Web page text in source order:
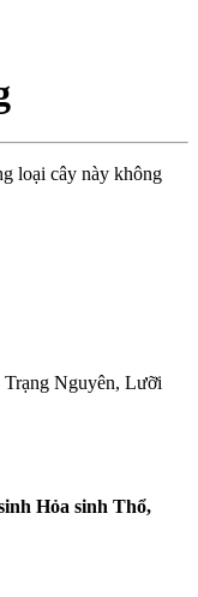
loại cây này không
Nguyên, Lưỡi
Hỏa sinh Thổ,